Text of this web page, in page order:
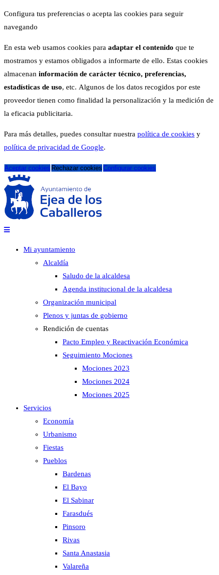
Configura tus preferencias o acepta las cookies para seguir
navegando
En esta web usamos cookies para adaptar el contenido que te
mostramos y estamos obligados a informarte de ello. Estas cookies
almacenan información de carácter técnico, preferencias,
estadísticas de uso, etc. Algunos de los datos recogidos por este
proveedor tienen como finalidad la personalización y la medición de
la eficacia publicitaria.
Para más detalles, puedes consultar nuestra política de cookies y
política de privacidad de Google.
Aceptar cookies Rechazar cookies Configurar cookies
Mi ayuntamiento
Alcaldía
Saludo de la alcaldesa
Agenda institucional de la alcaldesa
Organización municipal
Plenos y juntas de gobierno
Rendición de cuentas
Pacto Empleo y Reactivación Económica
Seguimiento Mociones
Mociones 2023
Mociones 2024
Mociones 2025
Servicios
Economía
Urbanismo
Fiestas
Pueblos
Bardenas
El Bayo
El Sabinar
Farasdués
Pinsoro
Rivas
Santa Anastasia
Valareña